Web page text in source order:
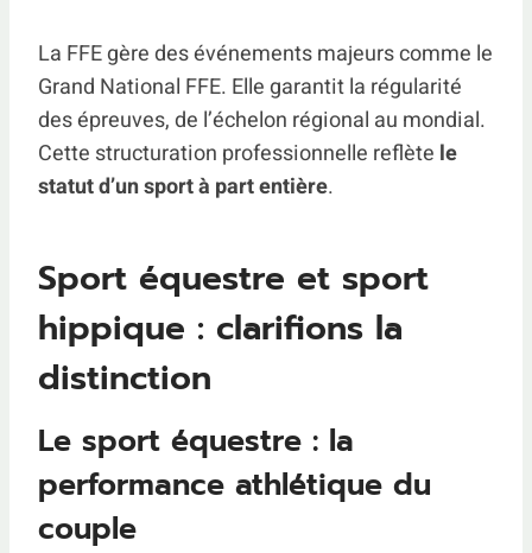
La FFE gère des événements majeurs comme le
Grand National FFE. Elle garantit la régularité
des épreuves, de l’échelon régional au mondial.
Cette structuration professionnelle reflète le
statut d’un sport à part entière.
Sport équestre et sport
hippique : clarifions la
distinction
Le sport équestre : la
performance athlétique du
couple